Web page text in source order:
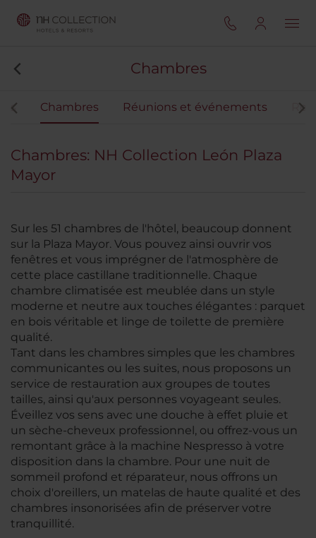
Chambres
Chambres Réunions et événements
Chambres: NH Collection León Plaza
Mayor
Sur les 51 chambres de l'hôtel, beaucoup donnent
sur la Plaza Mayor. Vous pouvez ainsi ouvrir vos
fenêtres et vous imprégner de l'atmosphère de
cette place castillane traditionnelle. Chaque
chambre climatisée est meublée dans un style
moderne et neutre aux touches élégantes : parquet
en bois véritable et linge de toilette de première
qualité.
Tant dans les chambres simples que les chambres
communicantes ou les suites, nous proposons un
service de restauration aux groupes de toutes
tailles, ainsi qu'aux personnes voyageant seules.
Éveillez vos sens avec une douche à effet pluie et
un sèche-cheveux professionnel, ou offrez-vous un
remontant grâce à la machine Nespresso à votre
disposition dans la chambre. Pour une nuit de
sommeil profond et réparateur, nous offrons un
choix d'oreillers, un matelas de haute qualité et des
chambres insonorisées afin de préserver votre
tranquillité.